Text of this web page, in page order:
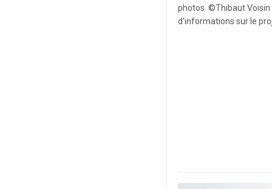
photos ©Thibaut
d'informations sur le